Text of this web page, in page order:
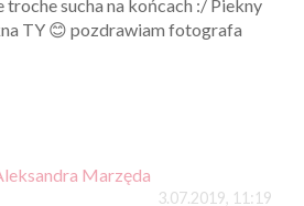
sucha na końcach :/ Piekny
TY 😊 pozdrawiam fotografa
Marzęda
3.07.2019, 11:19